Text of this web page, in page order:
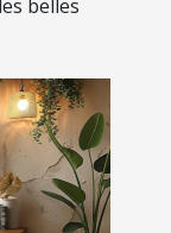
belles